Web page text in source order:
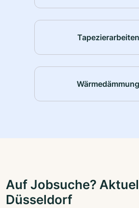
Tapezierarbeiten
Wärmedämmung
Auf Jobsuche?
Düsseldorf